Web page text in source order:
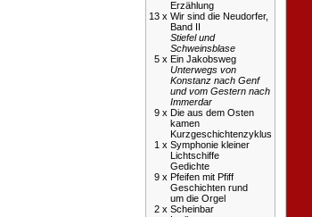
Erzählung
13 x Wir sind die Neudorfer,
Band II
Stiefel und
Schweinsblase
5 x Ein Jakobsweg
Unterwegs von
Konstanz nach Genf
und vom Gestern nach
Immerdar
9 x Die aus dem Osten
kamen
Kurzgeschichtenzyklus
1 x Symphonie kleiner
Lichtschiffe
Gedichte
9 x Pfeifen mit Pfiff
Geschichten rund
um die Orgel
2 x Scheinbar